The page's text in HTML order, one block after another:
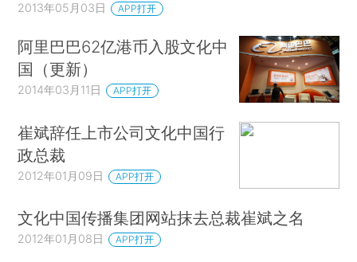
2013年05月03日 APP打开
阿里巴巴62亿港币入股文化中
国（更新）
2014年03月11日 APP打开
崔斌辞任上市公司文化中国行
政总裁
2012年01月09日 APP打开
文化中国传播集团网站抹去总裁崔斌之名
2012年01月08日 APP打开